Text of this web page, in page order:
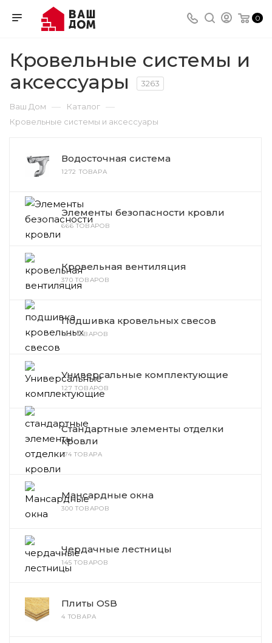
0
Кровельные системы и
аксессуары
3263
Ваш Дом — Каталог —
Кровельные системы и аксессуары
Водосточная система
1272 ТОВАРА
Элементы безопасности кровли
666 ТОВАРОВ
Кровельная вентиляция
370 ТОВАРОВ
Подшивка кровельных свесов
125 ТОВАРОВ
Универсальные комплектующие
127 ТОВАРОВ
Стандартные элементы отделки
кровли
174 ТОВАРА
Мансардные окна
300 ТОВАРОВ
Чердачные лестницы
145 ТОВАРОВ
Плиты OSB
4 ТОВАРА